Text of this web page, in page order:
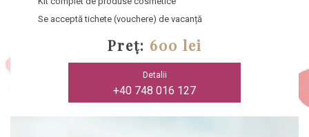
Se acceptă tichete (vouchere) de vacanță
Preț: 600 lei
Detalii
+40 748 016 127